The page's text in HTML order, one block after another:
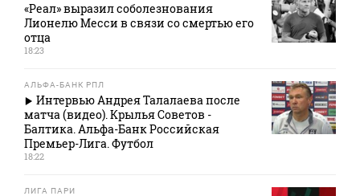
«Реал» выразил соболезнования
Лионелю Месси в связи со смертью его
отца
18:23
АЛЬФА-БАНК РПЛ
Интервью Андрея Талалаева после
матча (видео). Крылья Советов -
Балтика. Альфа-Банк Российская
Премьер-Лига. Футбол
18:22
ЛИГА ПАРИ